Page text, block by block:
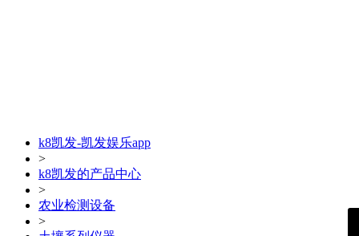
k8凯发-凯发娱乐app
>
k8凯发的产品中心
>
农业检测设备
>